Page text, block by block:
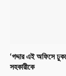
‘গদ্দার এই অফিসে
সহকারীকে